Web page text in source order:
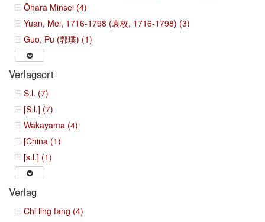
Ōhara Minsei (4)
Yuan, Mei, 1716-1798 (袁枚, 1716-1798) (3)
Guo, Pu (郭璞) (1)
Verlagsort
S.l. (7)
[S.l.] (7)
Wakayama (4)
[China (1)
[s.l.] (1)
Verlag
Chi ling fang (4)